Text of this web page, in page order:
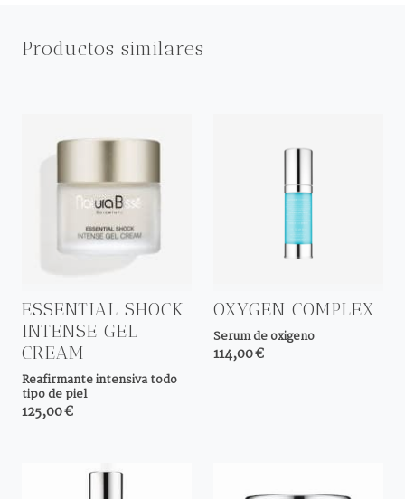
Productos similares
ESSENTIAL SHOCK
INTENSE GEL
CREAM
Reafirmante intensiva todo
tipo de piel
125,00 €
OXYGEN COMPLEX
Serum de oxigeno
114,00 €